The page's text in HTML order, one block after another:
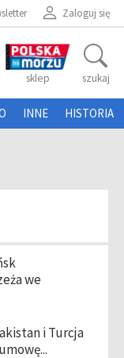
Zaloguj się
sklep szukaj
INNE HISTORIA
we
i Turcja